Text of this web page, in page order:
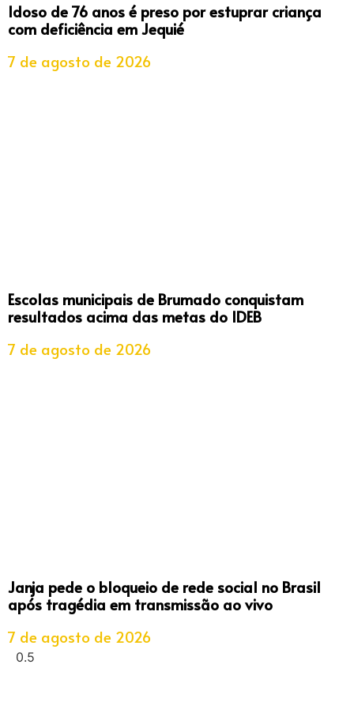
Idoso de 76 anos é preso por estuprar criança
com deficiência em Jequié
7 de agosto de 2026
Escolas municipais de Brumado conquistam
resultados acima das metas do IDEB
7 de agosto de 2026
Janja pede o bloqueio de rede social no Brasil
após tragédia em transmissão ao vivo
7 de agosto de 2026